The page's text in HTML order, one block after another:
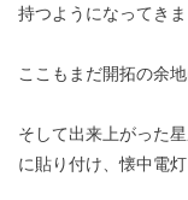
持つようになってきま
ここもまだ開拓の余
そして出来上がった
に貼り付け、懐中電